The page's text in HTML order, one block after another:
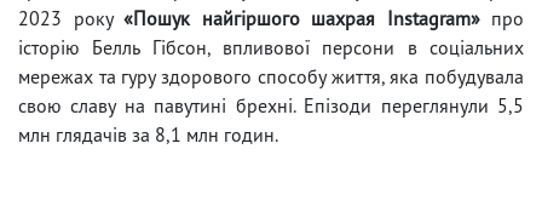
2023 року «Пошук найгіршого шахрая Instagram»про
історію Белль Гібсон, впливової персони в соціальних
мережах та гуру здорового способу життя, яка побудувала
свою славу на павутині брехні. Епізоди переглянули 5,5
млн глядачів за 8,1 млн годин.